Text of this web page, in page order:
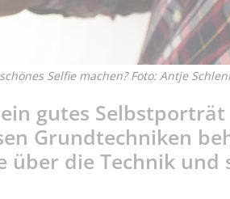
Selfie machen? Foto: Antje
gutes
Grundtechniken
über die Technik und